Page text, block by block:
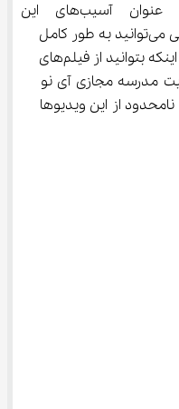
استفاده ابزاری از زنان به
می‌شوید. با کمک فیلم‌های آموزشی می‌توانید به طور کامل
توضیح این موارد را بیاموزید. برای اینکه بتوانید از فیلم‌های
مدرسه مجازی آی نو
به صورت نامحدود از این ویدیوها